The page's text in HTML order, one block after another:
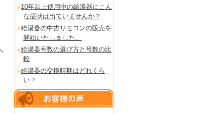
10年以上使用中の給湯器にこん
な症状は出ていませんか？
給湯器の中古リモコンの販売を
開始いたしました。
給湯器号数の選び方と号数の比
較
給湯器の交換時期はどれくら
い？